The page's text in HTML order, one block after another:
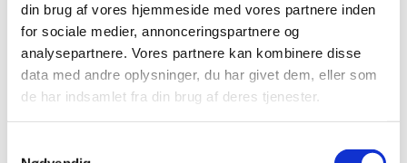
din brug af vores hjemmeside med vores partnere inden
for sociale medier, annonceringspartnere og
analysepartnere. Vores partnere kan kombinere disse
data med andre oplysninger, du har givet dem, eller som
de har indsamlet fra din brug af deres tjenester.